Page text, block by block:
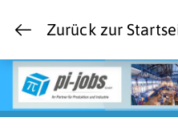
Zurück zur